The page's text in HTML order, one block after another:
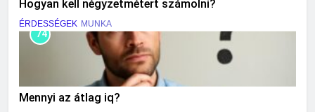
Hogyan kell négyzetmétert számolni?
ÉRDESSÉGEK MUNKA
74
Mennyi az átlag iq?